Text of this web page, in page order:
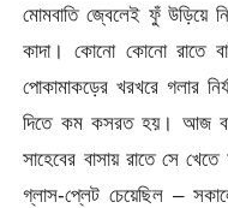
মোমবাতি জ্বেলেই ফুঁ উড়িয়ে
কাদা। কোনো কোনো রাতে
পোকামাকড়ের খরখরে গলার
দিতে কম কসরত হয়। আজ
সাহেবের বাসায় রাতে সে
গ্লাস-প্লেট চেয়েছিল –